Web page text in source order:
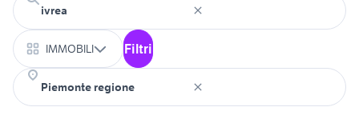
IMMOBILI Filtri